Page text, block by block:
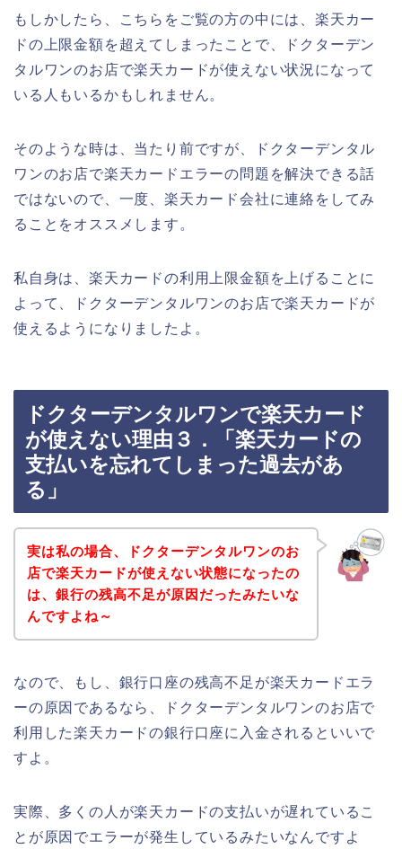
もしかしたら、こちらをご覧の方の中には、楽天カー
ドの上限金額を超えてしまったことで、ドクターデン
タルワンのお店で楽天カードが使えない状況になって
いる人もいるかもしれません。
そのような時は、当たり前ですが、ドクターデンタル
ワンのお店で楽天カードエラーの問題を解決できる話
ではないので、一度、楽天カード会社に連絡をしてみ
ることをオススメします。
私自身は、楽天カードの利用上限金額を上げることに
よって、ドクターデンタルワンのお店で楽天カードが
使えるようになりましたよ。
ドクターデンタルワンで楽天カード
が使えない理由３．「楽天カードの
支払いを忘れてしまった過去があ
る」
実は私の場合、ドクターデンタルワンのお
店で楽天カードが使えない状態になったの
は、銀行の残高不足が原因だったみたいな
んですよね～
なので、もし、銀行口座の残高不足が楽天カードエラ
ーの原因であるなら、ドクターデンタルワンのお店で
利用した楽天カードの銀行口座に入金されるといいで
すよ。
実際、多くの人が楽天カードの支払いが遅れているこ
とが原因でエラーが発生しているみたいなんですよ